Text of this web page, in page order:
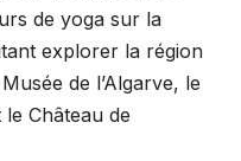
de yoga sur la
explorer la région
de l’Algarve, le
le Château de